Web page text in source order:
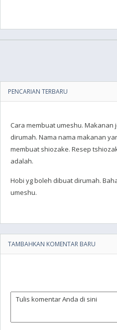
PENCARIAN TERBARU
Cara membuat umeshu.
dirumah. Nama nama makanan
membuat shiozake. Resep
adalah.
Hobi yg boleh dibuat dirumah.
umeshu.
TAMBAHKAN KOMENTAR BARU